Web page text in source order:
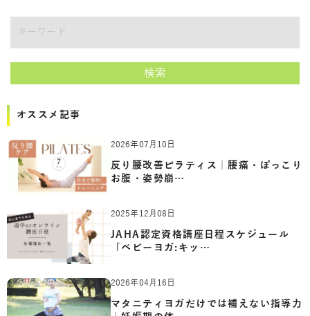
検索
オススメ記事
2026年07月10日
反り腰改善ピラティス｜腰痛・ぽっこり
お腹・姿勢崩…
2025年12月08日
JAHA認定資格講座日程スケジュール
「ベビーヨガ:キッ…
2026年04月16日
マタニティヨガだけでは補えない指導力